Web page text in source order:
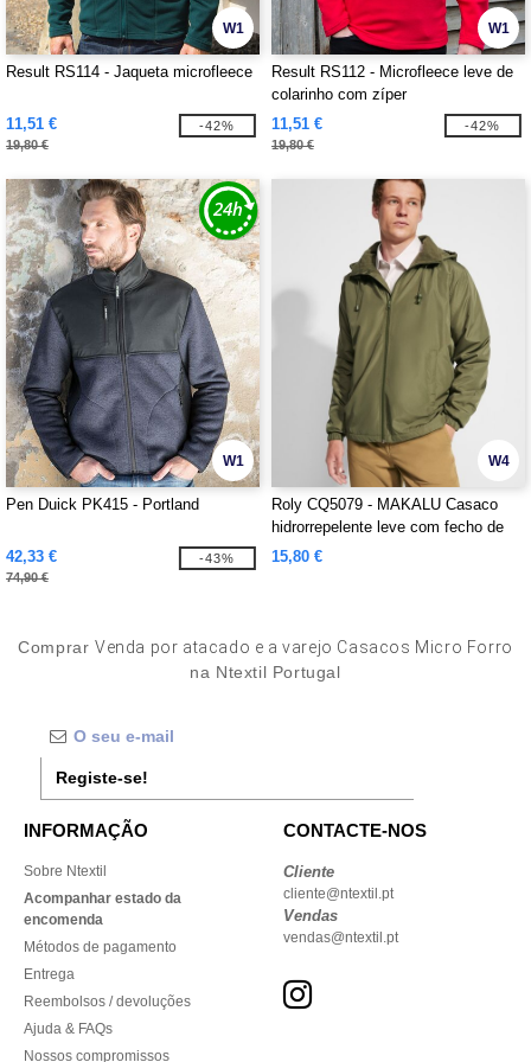
W1
Result RS114 - Jaqueta microfleece
11,51 €
19,80 €
-42%
W1
Result RS112 - Microfleece leve de
colarinho com zíper
11,51 €
19,80 €
-42%
W1
Pen Duick PK415 - Portland
42,33 €
74,90 €
-43%
W4
Roly CQ5079 - MAKALU Casaco
hidrorrepelente leve com fecho de
correr frontal
15,80 €
Comprar Venda por atacado e a varejo Casacos Micro Forro
na Ntextil Portugal
Registe-se!
INFORMAÇÃO
Sobre Ntextil
Acompanhar estado da
encomenda
Métodos de pagamento
Entrega
Reembolsos / devoluções
Ajuda & FAQs
Nossos compromissos
CONTACTE-NOS
Cliente
cliente@ntextil.pt
Vendas
vendas@ntextil.pt